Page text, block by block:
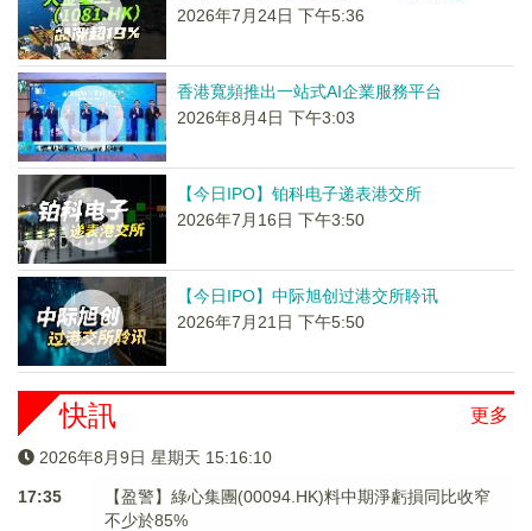
2026年7月24日 下午5:36
香港寬頻推出一站式AI企業服務平台
2026年8月4日 下午3:03
【今日IPO】铂科电子递表港交所
2026年7月16日 下午3:50
【今日IPO】中际旭创过港交所聆讯
2026年7月21日 下午5:50
更多
快訊
2026年8月9日 星期天 15:16:11
17:35
【盈警】綠心集團(00094.HK)料中期淨虧損同比收窄
不少於85%